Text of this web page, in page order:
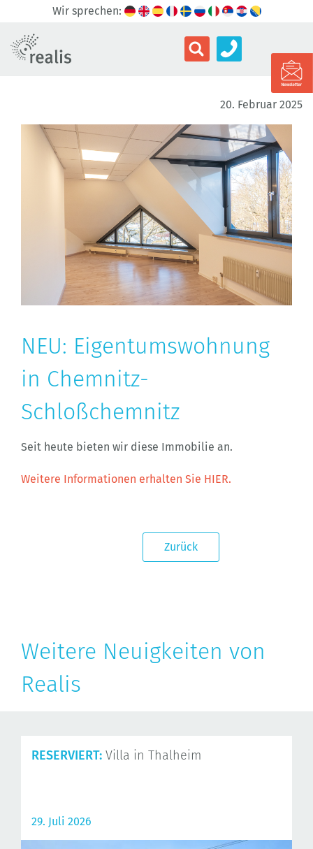
Wir sprechen:
20. Februar 2025
NEU: Eigentumswohnung
in Chemnitz-
Schloßchemnitz
Seit heute bieten wir diese Immobilie an.
Weitere Informationen erhalten Sie HIER.
Zurück
Weitere Neuigkeiten von
Realis
RESERVIERT: Villa in Thalheim
29. Juli 2026